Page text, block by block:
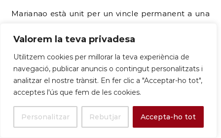
Valorem la teva privadesa
Utilitzem cookies per millorar la teva experiència de
navegació, publicar anuncis o contingut personalitzats i
analitzar el nostre trànsit. En fer clic a "Acceptar-ho tot",
acceptes l'ús que fem de les cookies.
Personalitzar Rebutjar Accepta-ho tot
Marianao està unit per un vincle permanent a una
Veneçuela. Carles Serret, director de l’Arxiu Històric,
recull el sentiment profund que va generar a Sant
Boi la pèrdua d’aquesta «generació important
de cantaires». El setembre de1976, el Cor
Universitari de Caracas (Orfeó de la Universitat
Central de Veneçuela) es dirigia cap a Marianao per
actuar al XII Dia Internacional del Cant Coral. L’avió